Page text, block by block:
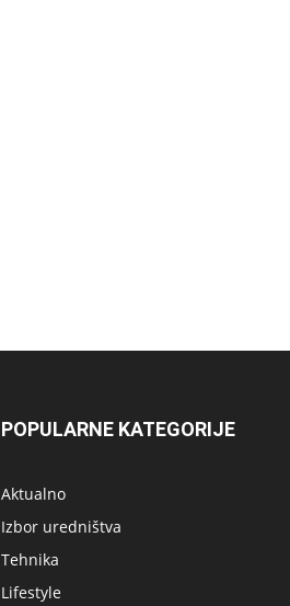
POPULARNE KATEGORIJE
Aktualno
Izbor uredništva
Tehnika
Lifestyle